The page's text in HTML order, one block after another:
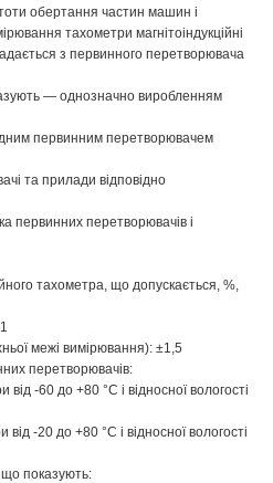
обертання частин машин і
тахометри магнітоіндукційні
з первинного перетворювача
— однозначно виробленням
первинним перетворювачем
та прилади відповідно
первинних перетворювачів і
тахометра, що допускається, %,
межі вимірювання): ±1,5
перетворювачів:
-60 до +80 °C і відносної вологості
-20 до +80 °C і відносної вологості
що показують: